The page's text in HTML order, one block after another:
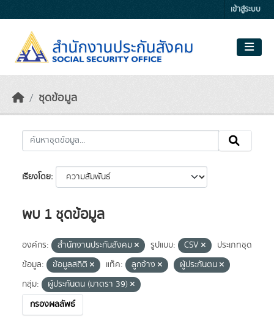
เข้าสู่ระบบ
ชุดข้อมูล
เรียงโดย
พบ 1 ชุดข้อมูล
องค์กร: สำนักงานประกันสังคม รูปแบบ: CSV
ประเภทชุด
ข้อมูล:
ข้อมูลสถิติ แท็ค: ลูกจ้าง
ผู้ประกันตน
กลุ่ม:
ผู้ประกันตน (มาตรา 39)
กรองผลลัพธ์